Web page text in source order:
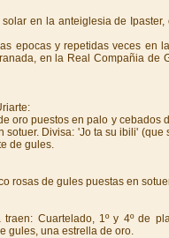
en la anteiglesia de
epocas y repetidas veces en
en la Real Compañia de
oro puestos en palo y cebados
sotuer. Divisa: 'Jo ta su ibili'
de gules.
rosas de gules puestas en
traen: Cuartelado, 1º y 4º de
gules, una estrella de oro.